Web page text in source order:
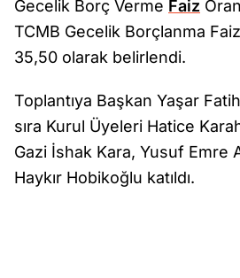
Gecelik Borç Verme Faiz
TCMB Gecelik Borçlanma
35,50 olarak belirlendi.
Toplantıya Başkan Yaşar Fatih
sıra Kurul Üyeleri Hatice
Gazi İshak Kara, Yusuf Emre
Haykır Hobikoğlu katıldı.